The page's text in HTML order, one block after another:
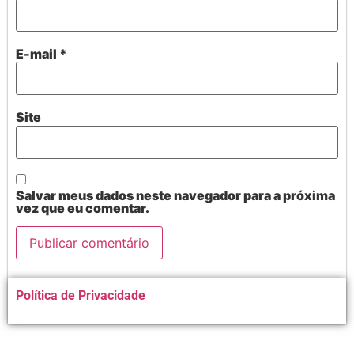
E-mail *
Site
Salvar meus dados neste navegador para a próxima
vez que eu comentar.
Alternative:
Política de Privacidade